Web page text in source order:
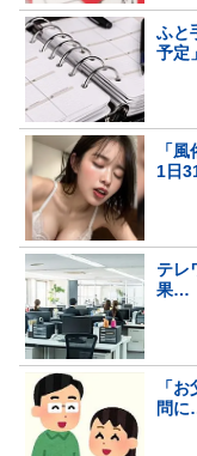
ふと
予定
「
1日
テレ
果…
「
問に